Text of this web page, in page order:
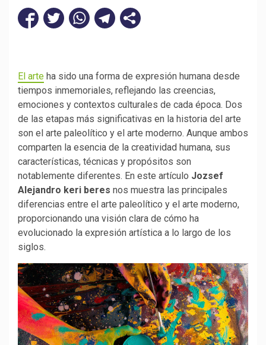
El arte ha sido una forma de expresión humana desde
tiempos inmemoriales, reflejando las creencias,
emociones y contextos culturales de cada época. Dos
de las etapas más significativas en la historia del arte
son el arte paleolítico y el arte moderno. Aunque ambos
comparten la esencia de la creatividad humana, sus
características, técnicas y propósitos son
notablemente diferentes. En este artículo Jozsef
Alejandro keri beres nos muestra las principales
diferencias entre el arte paleolítico y el arte moderno,
proporcionando una visión clara de cómo ha
evolucionado la expresión artística a lo largo de los
siglos.